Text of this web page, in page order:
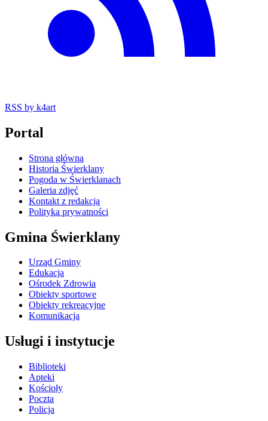
RSS by k4art
Portal
Strona główna
Historia Świerklany
Pogoda w Świerklanach
Galeria zdjęć
Kontakt z redakcją
Polityka prywatności
Gmina Świerklany
Urząd Gminy
Edukacja
Ośrodek Zdrowia
Obiekty sportowe
Obiekty rekreacyjne
Komunikacja
Usługi i instytucje
Biblioteki
Apteki
Kościoły
Poczta
Policja